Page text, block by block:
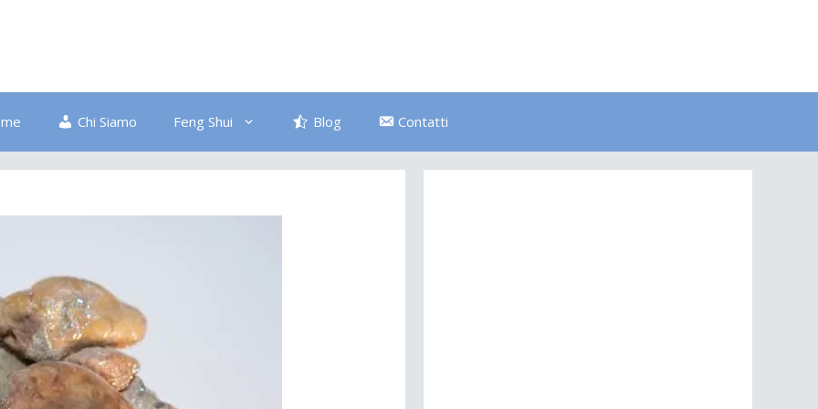
Chi Siamo Feng Shui
Bagno Bambini
Blog Contatti